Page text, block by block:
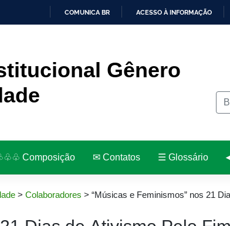
COMUNICA BR ACESSO À INFORMAÇÃO
Gênero
Composição ✉︎ Contatos ☰ Glossário
> Colaboradores > “Músicas e Feminismos” nos 21